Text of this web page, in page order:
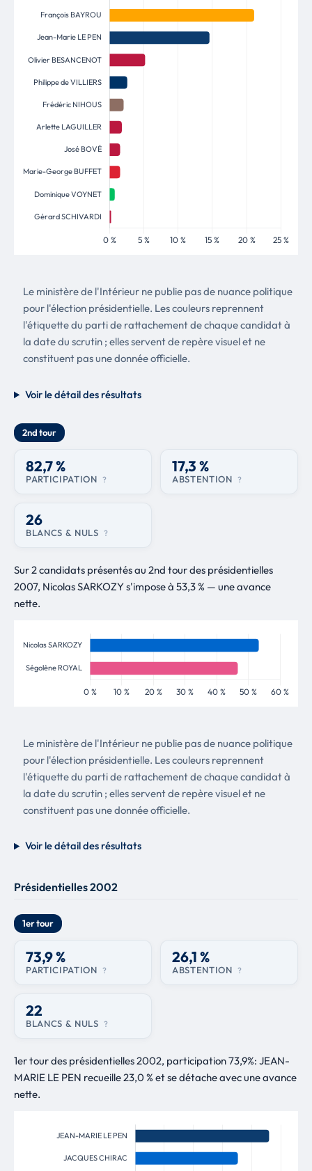
Le ministère de l'Intérieur ne publie pas de nuance politique
pour l'élection présidentielle. Les couleurs reprennent
l'étiquette du parti de rattachement de chaque candidat à
la date du scrutin ; elles servent de repère visuel et ne
constituent pas une donnée officielle.
Voir le détail des résultats
2nd tour
82,7 %
PARTICIPATION ?
17,3 %
ABSTENTION ?
26
BLANCS & NULS ?
Sur 2 candidats présentés au 2nd tour des présidentielles
2007, Nicolas SARKOZY s'impose à 53,3 % — une avance
nette.
Le ministère de l'Intérieur ne publie pas de nuance politique
pour l'élection présidentielle. Les couleurs reprennent
l'étiquette du parti de rattachement de chaque candidat à
la date du scrutin ; elles servent de repère visuel et ne
constituent pas une donnée officielle.
Voir le détail des résultats
Présidentielles 2002
1er tour
73,9 %
PARTICIPATION ?
26,1 %
ABSTENTION ?
22
BLANCS & NULS ?
1er tour des présidentielles 2002, participation 73,9%: JEAN-
MARIE LE PEN recueille 23,0 % et se détache avec une avance
nette.